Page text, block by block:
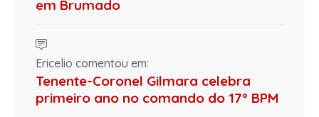
em Brumado
Ericelio comentou em:
Tenente-Coronel Gilmara celebra
primeiro ano no comando do 17º BPM